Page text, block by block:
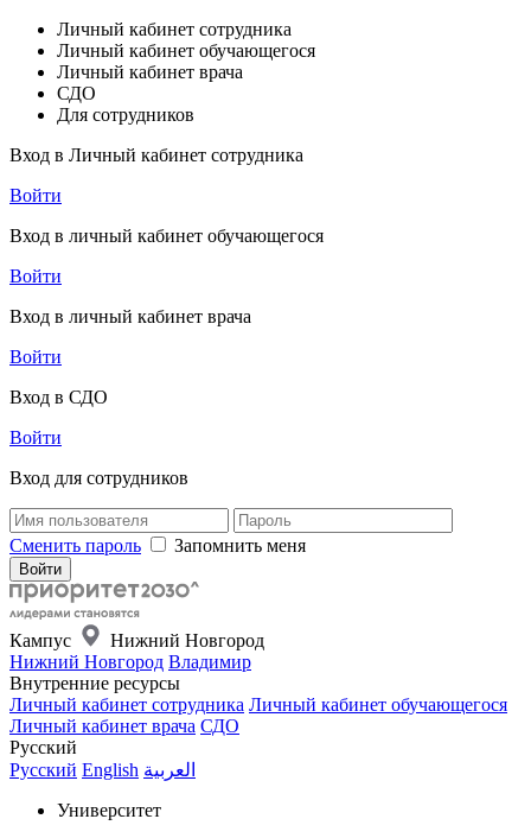
Личный кабинет сотрудника
Личный кабинет обучающегося
Личный кабинет врача
СДО
Для сотрудников
Вход в Личный кабинет сотрудника
Войти
Вход в личный кабинет обучающегося
Войти
Вход в личный кабинет врача
Войти
Вход в СДО
Войти
Вход для сотрудников
Сменить пароль Запомнить меня
Кампус
Нижний Новгород
Нижний Новгород Владимир
Внутренние ресурсы
Личный кабинет сотрудника Личный кабинет обучающегося
Личный кабинет врача СДО
Русский
Русский English العربية
Университет